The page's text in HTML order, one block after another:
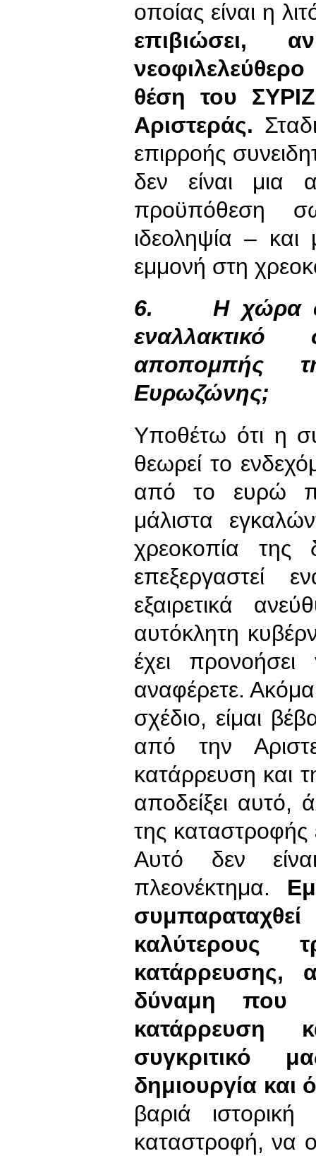
οποίας είναι η
επιβιώσει,
θέση του
Αριστεράς.
επιρροής
δεν είναι μια
προϋπόθεση
ιδεοληψία –
εμμονή στη
6.Η χώρα
αποπομπής
Ευρωζώνης;
Υποθέτω ότι η
θεωρεί το
από το ευρώ
μάλιστα
χρεοκοπία της
επεξεργαστεί
εξαιρετικά
αυτόκλητη
έχει
αναφέρετε.
σχέδιο, είμαι
από την
κατάρρευση και
αποδείξει αυτό,
της καταστροφής
Αυτό δεν
πλεονέκτημα.
συμπαραταχθεί
καλύτερους
κατάρρευσης,
δύναμη που
κατάρρευση
συγκριτικό
δημιουργία και
βαριά
καταστροφή, να